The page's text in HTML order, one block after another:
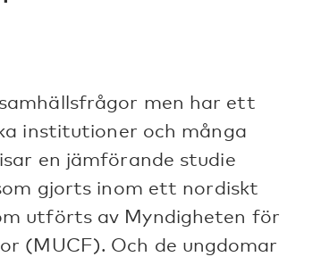
men har ett
institutioner och många
en jämförande studie
gjorts inom ett nordiskt
utförts av Myndigheten för
(MUCF). Och de ungdomar